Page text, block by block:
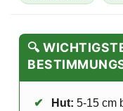
🔍
✔ Hut: 5-15 cm